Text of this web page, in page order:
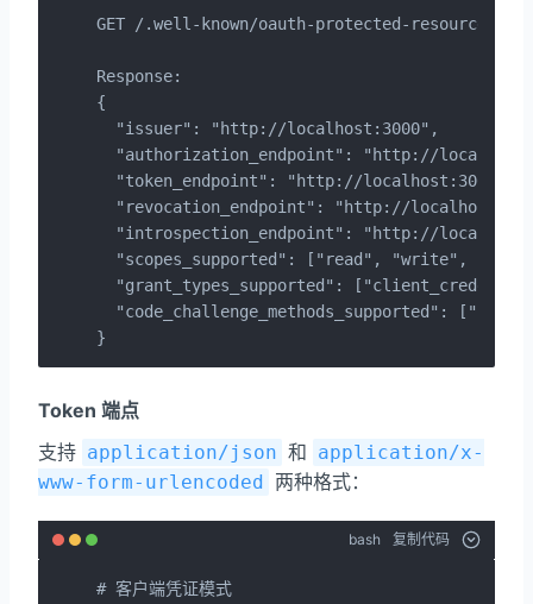
GET /.well-known/oauth-protected-resource
Response:
{
  "issuer": "http://localhost:3000",
"authorization_endpoint": "http://
"token_endpoint": "http://localhost:3000/
"revocation_endpoint": "http://
"introspection_endpoint": "http://
"scopes_supported": ["read", "write",
"grant_types_supported":
"code_challenge_methods_supported":
}
Token 端点
支持 application/json 和 application/x-
www-form-urlencoded
两种格式：
bash 复制代码
# 客户端凭证模式